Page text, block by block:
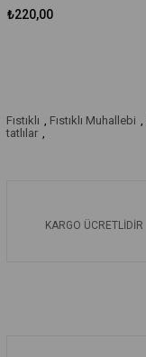
₺220,00
Fıstıklı
Fıstıklı Muhallebi
tatlılar
KARGO ÜCRETLİDİR